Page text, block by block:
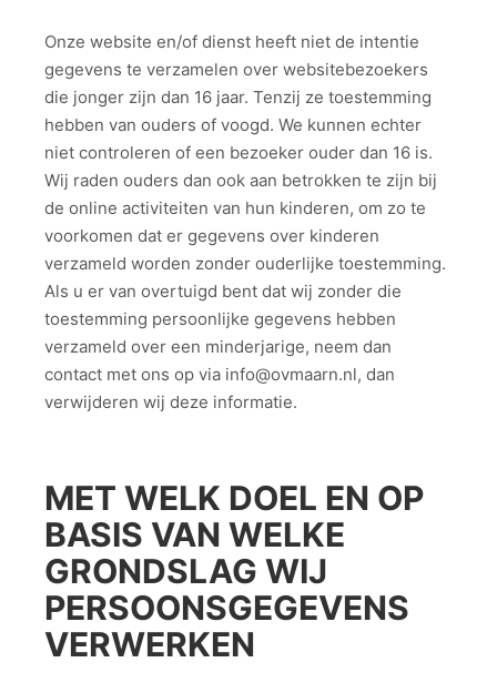
Onze website en/of dienst heeft niet de intentie
gegevens te verzamelen over websitebezoekers
die jonger zijn dan 16 jaar. Tenzij ze toestemming
hebben van ouders of voogd. We kunnen echter
niet controleren of een bezoeker ouder dan 16 is.
Wij raden ouders dan ook aan betrokken te zijn bij
de online activiteiten van hun kinderen, om zo te
voorkomen dat er gegevens over kinderen
verzameld worden zonder ouderlijke toestemming.
Als u er van overtuigd bent dat wij zonder die
toestemming persoonlijke gegevens hebben
verzameld over een minderjarige, neem dan
contact met ons op via info@ovmaarn.nl, dan
verwijderen wij deze informatie.
MET WELK DOEL EN OP
BASIS VAN WELKE
GRONDSLAG WIJ
PERSOONSGEGEVENS
VERWERKEN